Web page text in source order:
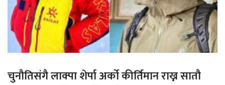
चुनौतिसंगै लाक्पा शेर्पा अर्को कीर्तिमान राख्न सातौ